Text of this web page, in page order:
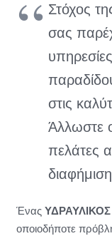
Στόχος
σας
στις
Άλλωστε
πελάτες
Ένας
οποιοδήποτε